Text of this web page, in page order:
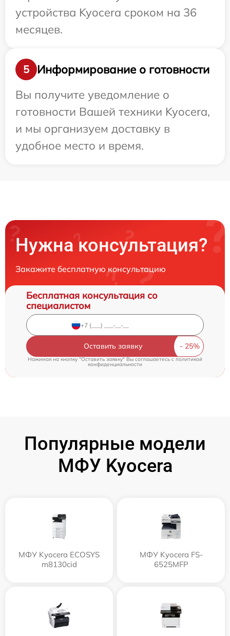
устройства Kyocera сроком на 36
месяцев.
5
Информирование о готовности
Вы получите уведомление о
готовности Вашей техники Kyocera,
и мы организуем доставку в
удобное место и время.
Нужна консультация?
Закажите бесплатную консультацию
Бесплатная консультация со
специалистом
Оставить заявку
Нажимая на кнопку "Оставить заявку" Вы соглашаетесь c политикой
конфиденциальности
Популярные модели
МФУ Kyocera
МФУ Kyocera ECOSYS
m8130cid
МФУ Kyocera FS-
6525MFP